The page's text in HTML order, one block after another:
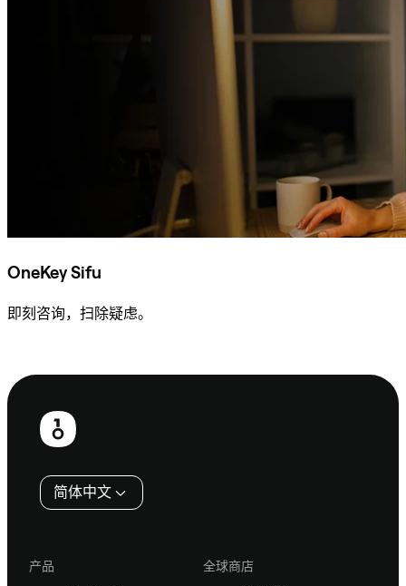
OneKey Sifu
即刻咨询，扫除疑虑。
页
简体中文
产品
全球商店